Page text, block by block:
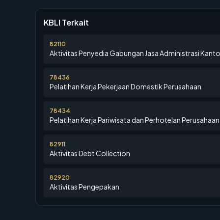
KBLI Terkait
82110
Aktivitas Penyedia Gabungan Jasa Administrasi
78436
Pelatihan Kerja Pekerjaan Domestik Perusahaan
78434
Pelatihan Kerja Pariwisata dan Perhotelan Perusahaan
82911
Aktivitas Debt Collection
82920
Aktivitas Pengepakan